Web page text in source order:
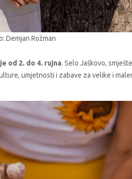
Demjan Rožman
od 2. do 4. rujna. Selo Jaškovo,
umjetnosti i zabave za velike i